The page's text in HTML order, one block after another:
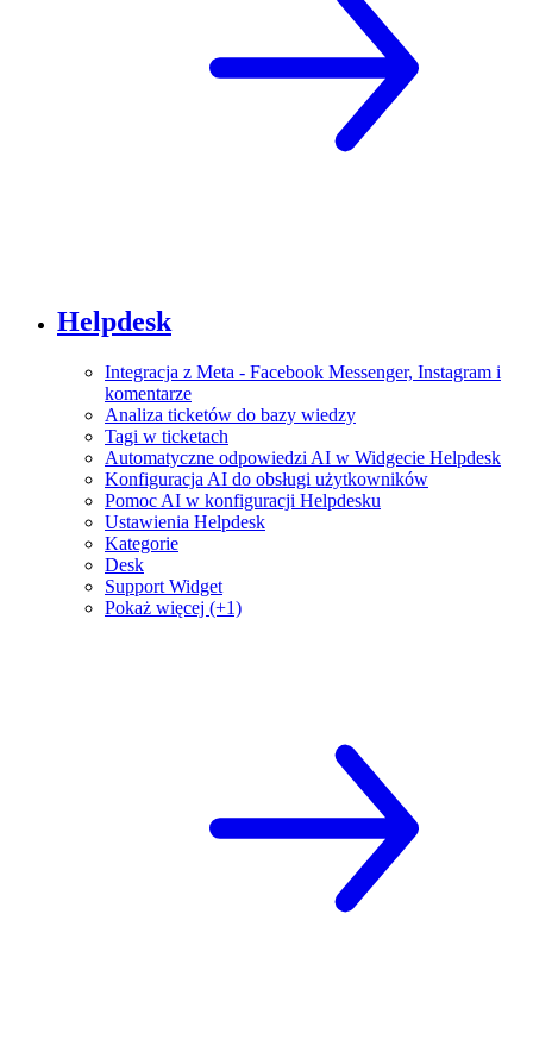
Helpdesk
Integracja z Meta - Facebook Messenger, Instagram i
komentarze
Analiza ticketów do bazy wiedzy
Tagi w ticketach
Automatyczne odpowiedzi AI w Widgecie Helpdesk
Konfiguracja AI do obsługi użytkowników
Pomoc AI w konfiguracji Helpdesku
Ustawienia Helpdesk
Kategorie
Desk
Support Widget
Pokaż więcej (+1)